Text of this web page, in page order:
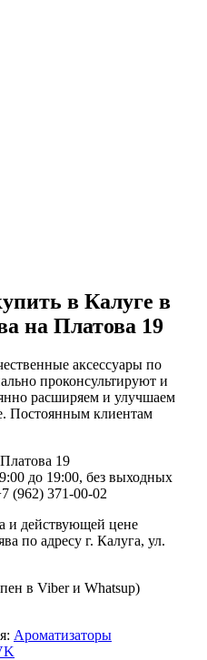
в Калуге в
на Платова 19
аксессуары по
проконсультируют и
расширяем и улучшаем
Постоянным клиентам
19
до 19:00, без выходных
(962) 371-00-02
и действующей цене
по адресу г. Калуга, ул.
в Viber и Whatsup)
Ароматизаторы